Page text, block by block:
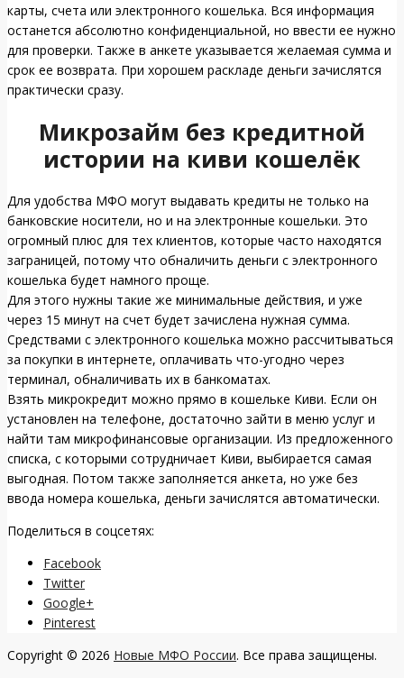
карты, счета или электронного кошелька. Вся информация
останется абсолютно конфиденциальной, но ввести ее нужно
для проверки. Также в анкете указывается желаемая сумма и
срок ее возврата. При хорошем раскладе деньги зачислятся
практически сразу.
Микрозайм без кредитной
истории на киви кошелёк
Для удобства МФО могут выдавать кредиты не только на
банковские носители, но и на электронные кошельки. Это
огромный плюс для тех клиентов, которые часто находятся
заграницей, потому что обналичить деньги с электронного
кошелька будет намного проще.
Для этого нужны такие же минимальные действия, и уже
через 15 минут на счет будет зачислена нужная сумма.
Средствами с электронного кошелька можно рассчитываться
за покупки в интернете, оплачивать что-угодно через
терминал, обналичивать их в банкоматах.
Взять микрокредит можно прямо в кошельке Киви. Если он
установлен на телефоне, достаточно зайти в меню услуг и
найти там микрофинансовые организации. Из предложенного
списка, с которыми сотрудничает Киви, выбирается самая
выгодная. Потом также заполняется анкета, но уже без
ввода номера кошелька, деньги зачислятся автоматически.
Поделиться в соцсетях:
Facebook
Twitter
Google+
Pinterest
Copyright © 2026 Новые МФО России. Все права защищены.